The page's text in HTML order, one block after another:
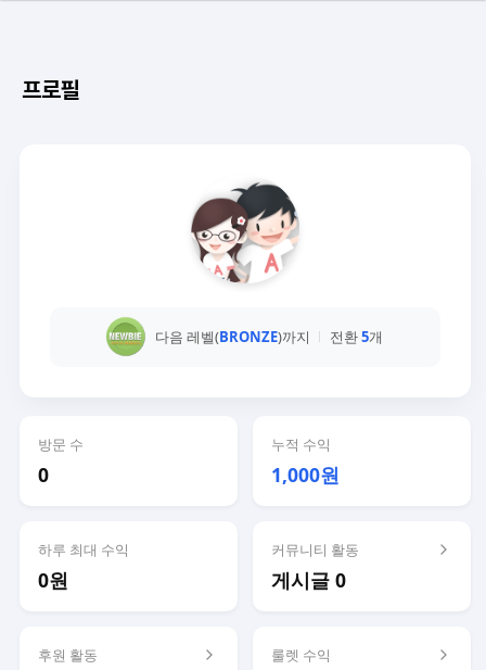
프로필
다음 레벨(BRONZE)까지 전환5개
방문 수
0
누적 수익
1,000원
하루 최대 수익
0원
커뮤니티 활동
게시글 0
후원 활동 룰렛 수익